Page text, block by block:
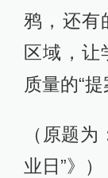
鸦，还有
区域，让
质量的“提
（原题
业日”》）